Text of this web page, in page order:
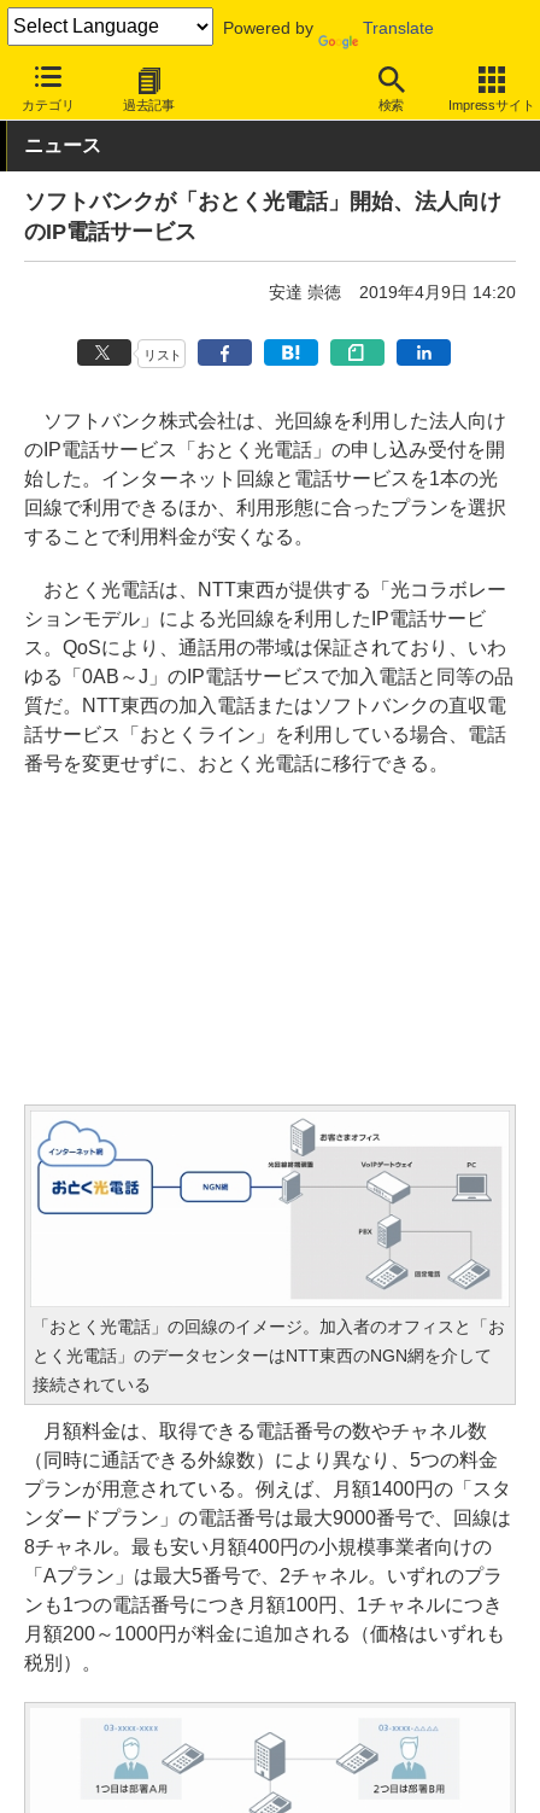
Powered by Translate
カテゴリ 過去記事 検索 Impressサイト
INTERNET Watch サービス/ソフト IP電話
ニュース
ソフトバンクが「おとく光電話」開始、法人向け
のIP電話サービス
安達 崇徳 2019年4月9日 14:20
リスト
ソフトバンク株式会社は、光回線を利用した法人向け
のIP電話サービス「おとく光電話」の申し込み受付を開
始した。インターネット回線と電話サービスを1本の光
回線で利用できるほか、利用形態に合ったプランを選択
することで利用料金が安くなる。
おとく光電話は、NTT東西が提供する「光コラボレー
ションモデル」による光回線を利用したIP電話サービ
ス。QoSにより、通話用の帯域は保証されており、いわ
ゆる「0AB～J」のIP電話サービスで加入電話と同等の品
質だ。NTT東西の加入電話またはソフトバンクの直収電
話サービス「おとくライン」を利用している場合、電話
番号を変更せずに、おとく光電話に移行できる。
「おとく光電話」の回線のイメージ。加入者のオフィスと「お
とく光電話」のデータセンターはNTT東西のNGN網を介して
接続されている
月額料金は、取得できる電話番号の数やチャネル数
（同時に通話できる外線数）により異なり、5つの料金
プランが用意されている。例えば、月額1400円の「スタ
ンダードプラン」の電話番号は最大9000番号で、回線は
8チャネル。最も安い月額400円の小規模事業者向けの
「Aプラン」は最大5番号で、2チャネル。いずれのプラ
ンも1つの電話番号につき月額100円、1チャネルにつき
月額200～1000円が料金に追加される（価格はいずれも
税別）。